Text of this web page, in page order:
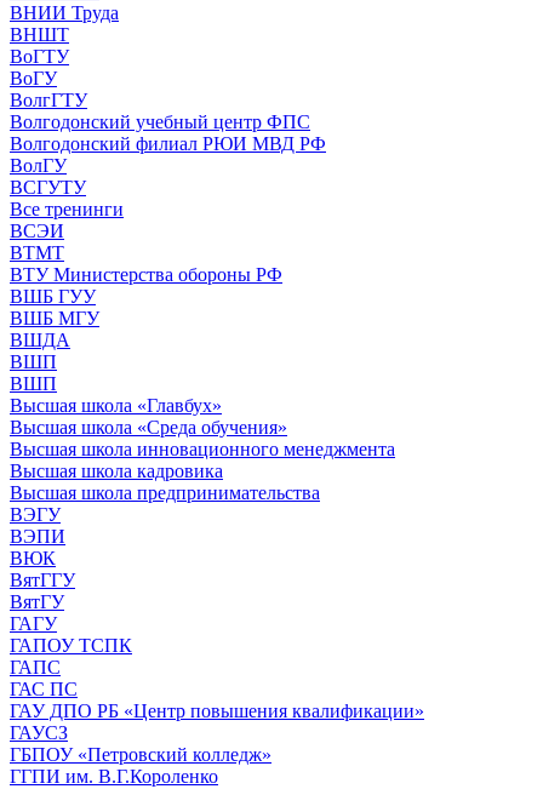
ВНИИ Труда
ВНШТ
ВоГТУ
ВоГУ
ВолгГТУ
Волгодонский учебный центр ФПС
Волгодонский филиал РЮИ МВД РФ
ВолГУ
ВСГУТУ
Все тренинги
ВСЭИ
ВТМТ
ВТУ Министерства обороны РФ
ВШБ ГУУ
ВШБ МГУ
ВШДА
ВШП
ВШП
Высшая школа «Главбух»
Высшая школа «Среда обучения»
Высшая школа инновационного менеджмента
Высшая школа кадровика
Высшая школа предпринимательства
ВЭГУ
ВЭПИ
ВЮК
ВятГГУ
ВятГУ
ГАГУ
ГАПОУ ТСПК
ГАПС
ГАС ПС
ГАУ ДПО РБ «Центр повышения квалификации»
ГАУСЗ
ГБПОУ «Петровский колледж»
ГГПИ им. В.Г.Короленко